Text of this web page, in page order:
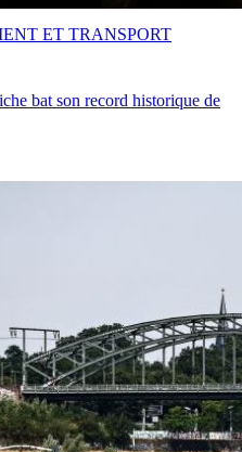
bat son record historique de
ET TRANSPORT